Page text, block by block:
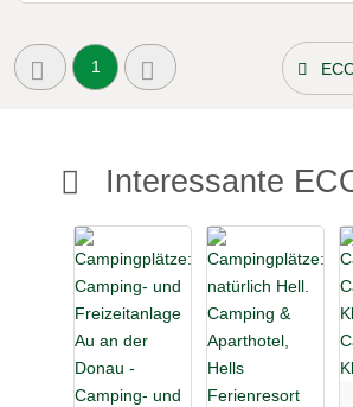
1
Interessante